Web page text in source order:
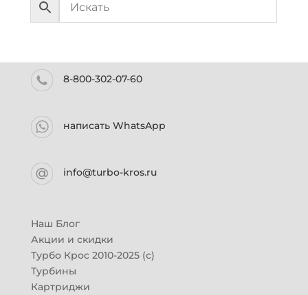
8-800-302-07-60
написать WhatsApp
info@turbo-kros.ru
Наш Блог
Акции и скидки
Турбо Крос 2010-2025 (с)
Турбины
Картриджи